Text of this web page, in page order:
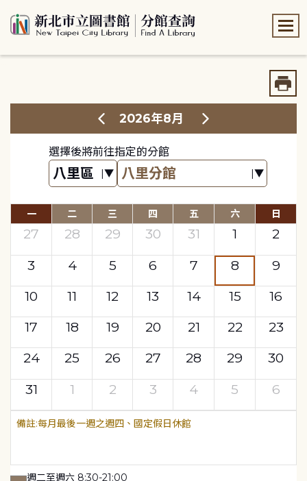
2026年8月
選擇後將前往指定的分館
一 二 三 四 五 六 日
27 28 29 30 31 1
2
3
4 5 6 7 8
9
10
11 12 13 14 15
16
17
18 19 20 21 22
23
24
25 26 27 28 29
30
31
1 2 3 4 5 6
每月最後一週之週四、國定假日休館
週二至週六 8:30-21:00